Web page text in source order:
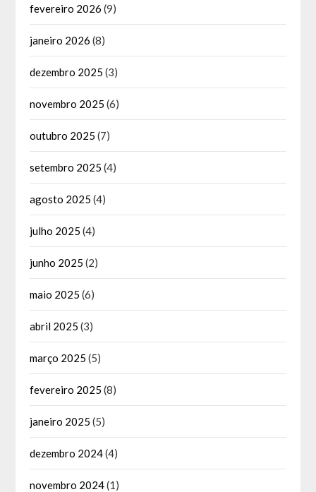
fevereiro 2026 (9)
janeiro 2026 (8)
dezembro 2025 (3)
novembro 2025 (6)
outubro 2025 (7)
setembro 2025 (4)
agosto 2025 (4)
julho 2025 (4)
junho 2025 (2)
maio 2025 (6)
abril 2025 (3)
março 2025 (5)
fevereiro 2025 (8)
janeiro 2025 (5)
dezembro 2024(4)
novembro 2024(1)